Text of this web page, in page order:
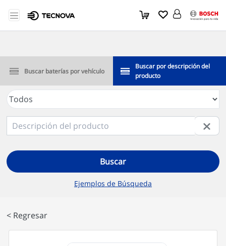
Buscar baterías por vehículo
Buscar por descripción del
producto
Buscar
Ejemplos de Búsqueda
< Regresar